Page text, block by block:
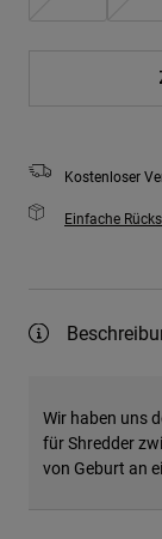
Kostenloser
Einfache
Wir haben uns
für Shredder
von Geburt an